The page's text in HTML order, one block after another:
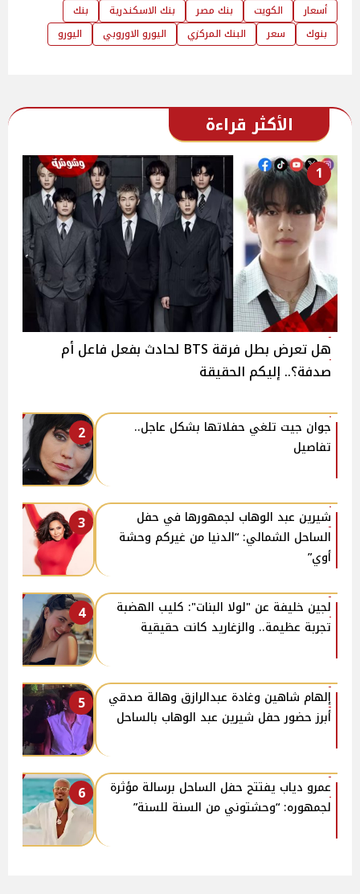
أسعار الكويت بنك مصر بنك الاسكندرية
بنك
بنوك
سعر البنك المركزي اليورو الاوروبي اليورو
الأكثر قراءة
1
هل تعرض بطل فرقة BTS لحادث بفعل فاعل أم
صدفة؟.. إليكم الحقيقة
2
جوان جيت تلغي حفلاتها بشكل عاجل..
تفاصيل
3
شيرين عبد الوهاب لجمهورها في حفل
الساحل الشمالي: “الدنيا من غيركم وحشة
أوي”
4
لجين خليفة عن "لولا البنات": كليب الهضبة
تجربة عظيمة.. والزغاريد كانت حقيقية
5
إلهام شاهين وغادة عبدالرازق وهالة صدقي
أبرز حضور حفل شيرين عبد الوهاب بالساحل
6
عمرو دياب يفتتح حفل الساحل برسالة مؤثرة
لجمهوره: “وحشتوني من السنة للسنة”